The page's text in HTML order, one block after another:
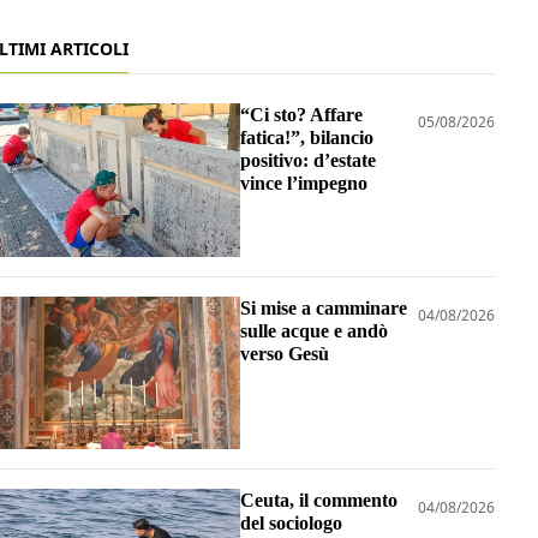
ARTICOLI
“Ci sto? Affare
fatica!”, bilancio
positivo: d’estate
vince l’impegno
05/08/2026
Si mise a camminare
sulle acque e andò
verso Gesù
04/08/2026
Ceuta, il commento
del sociologo
04/08/2026